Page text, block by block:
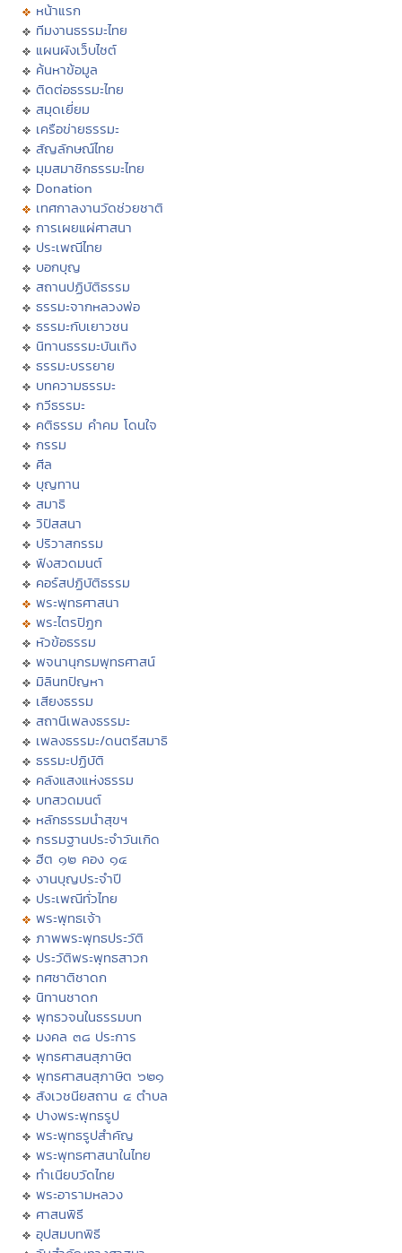
หน้าแรก
ทีมงานธรรมะไทย
แผนผังเว็บไซต์
ค้นหาข้อมูล
ติดต่อธรรมะไทย
สมุดเยี่ยม
เครือข่ายธรรมะ
สัญลักษณ์ไทย
มุมสมาชิกธรรมะไทย
Donation
เทศกาลงานวัดช่วยชาติ
การเผยแผ่ศาสนา
ประเพณีไทย
บอกบุญ
สถานปฏิบัติธรรม
ธรรมะจากหลวงพ่อ
ธรรมะกับเยาวชน
นิทานธรรมะบันเทิง
ธรรมะบรรยาย
บทความธรรมะ
กวีธรรมะ
คติธรรม คำคม โดนใจ
กรรม
ศีล
บุญทาน
สมาธิ
วิปัสสนา
ปริวาสกรรม
ฟังสวดมนต์
คอร์สปฏิบัติธรรม
พระพุทธศาสนา
พระไตรปิฏก
หัวข้อธรรม
พจนานุกรมพุทธศาสน์
มิลินทปัญหา
เสียงธรรม
สถานีเพลงธรรมะ
เพลงธรรมะ/ดนตรีสมาธิ
ธรรมะปฏิบัติ
คลังแสงแห่งธรรม
บทสวดมนต์
หลักธรรมนำสุขฯ
กรรมฐานประจำวันเกิด
ฮีต ๑๒ คอง ๑๔
งานบุญประจำปี
ประเพณีทั่วไทย
พระพุทธเจ้า
ภาพพระพุทธประวัติ
ประวัติพระพุทธสาวก
ทศชาติชาดก
นิทานชาดก
พุทธวจนในธรรมบท
มงคล ๓๘ ประการ
พุทธศาสนสุภาษิต
พุทธศาสนสุภาษิต ๖๒๑
สังเวชนียสถาน ๔ ตำบล
ปางพระพุทธรูป
พระพุทธรูปสำคัญ
พระพุทธศาสนาในไทย
ทำเนียบวัดไทย
พระอารามหลวง
ศาสนพิธี
อุปสมบทพิธี